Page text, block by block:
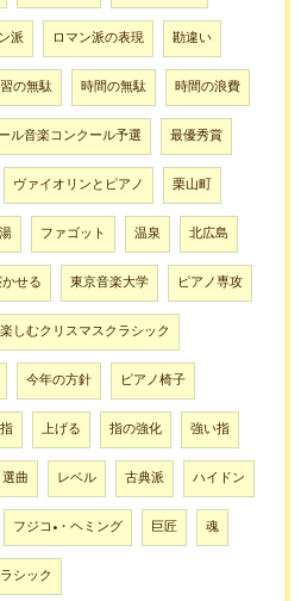
派 ロマン派の表現 勘違い
の無駄 時間の無駄 時間の浪費
ル音楽コンクール予選 最優秀賞
ヴァイオリンとピアノ 栗山町
ファゴット 温泉 北広島
せる 東京音楽大学 ピアノ専攻
しむクリスマスクラシック
今年の方針 ピアノ椅子
指 上げる 指の強化 強い指
選曲 レベル 古典派 ハイドン
フジコ•・ヘミング 巨匠 魂
シック